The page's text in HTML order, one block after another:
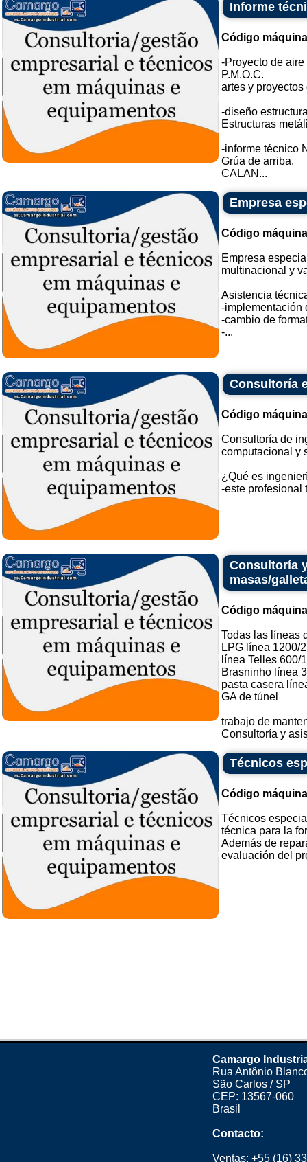
Informe
Código
-Proyecto de
P.M.O.C.
artes y
-diseño
Estructuras
-informe técnico
Grúa de arriba.
CALAN...
Empresa
Código
Empresa
multinacional y
Asistencia
-implementación
-cambio de
-...
Consultoría
Código
Consultoría de
computacional y
¿Qué es
-este profesional
Consultoría
masas/
Código
Todas las líneas
LPG línea 1200/
línea Telles 600/
Brasninho línea
pasta casera
GA de túnel
trabajo de
Consultoría y
Técnicos
Código
Técnicos
técnica para la
Además de
evaluación del
Camargo
Rua Antônio
São Carlos / SP
CEP: 13567-060
Brasil
Contacto:
Ventas: +55 (16)